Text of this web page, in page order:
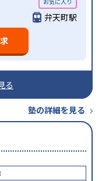
弁天町駅
る
塾の詳細を見る